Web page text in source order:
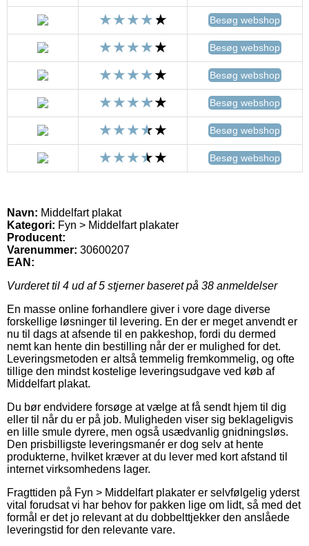
Besøg webshop
Besøg webshop
Besøg webshop
Besøg webshop
Besøg webshop
Besøg webshop
Navn: Middelfart plakat
Kategori: Fyn > Middelfart plakater
Producent:
Varenummer: 30600207
EAN:
Vurderet til 4 ud af 5 stjerner baseret på 38 anmeldelser
En masse online forhandlere giver i vore dage diverse
forskellige løsninger til levering. En der er meget anvendt er
nu til dags at afsende til en pakkeshop, fordi du dermed
nemt kan hente din bestilling når der er mulighed for det.
Leveringsmetoden er altså temmelig fremkommelig, og ofte
tillige den mindst kostelige leveringsudgave ved køb af
Middelfart plakat.
Du bør endvidere forsøge at vælge at få sendt hjem til dig
eller til når du er på job. Muligheden viser sig beklageligvis
en lille smule dyrere, men også usædvanlig gnidningsløs.
Den prisbilligste leveringsmanér er dog selv at hente
produkterne, hvilket kræver at du lever med kort afstand til
internet virksomhedens lager.
Fragttiden på Fyn > Middelfart plakater er selvfølgelig yderst
vital forudsat vi har behov for pakken lige om lidt, så med det
formål er det jo relevant at du dobbelttjekker den anslåede
leveringstid for den relevante vare.